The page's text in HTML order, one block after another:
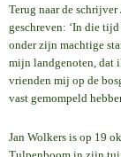
Terug naar de
geschreven: ‘In die
onder zijn machtige
mijn landgenoten, dat
vrienden mij op de
vast gemompeld
Jan Wolkers is op 19